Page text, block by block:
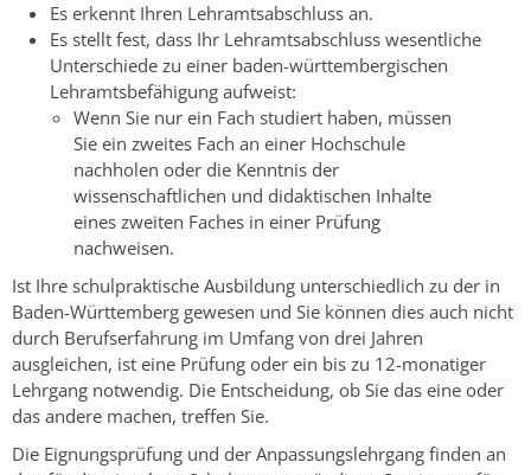
Es erkennt Ihren Lehramtsabschluss an.
Es stellt fest, dass Ihr Lehramtsabschluss wesentliche
Unterschiede zu einer baden-württembergischen
Lehramtsbefähigung aufweist:
Wenn Sie nur ein Fach studiert haben, müssen
Sie ein zweites Fach an einer Hochschule
nachholen oder die Kenntnis der
wissenschaftlichen und didaktischen Inhalte
eines zweiten Faches in einer Prüfung
nachweisen.
Ist Ihre schulpraktische Ausbildung unterschiedlich zu der in
Baden-Württemberg gewesen und Sie können dies auch nicht
durch Berufserfahrung im Umfang von drei Jahren
ausgleichen, ist eine Prüfung oder ein bis zu 12-monatiger
Lehrgang notwendig. Die Entscheidung, ob Sie das eine oder
das andere machen, treffen Sie.
Die Eignungsprüfung und der Anpassungslehrgang finden an